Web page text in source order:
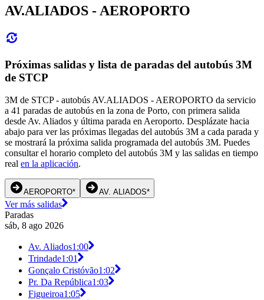
AV.ALIADOS - AEROPORTO
Próximas salidas y lista de paradas del autobús 3M
de STCP
3M de STCP - autobús AV.ALIADOS - AEROPORTO da servicio
a 41 paradas de autobús en la zona de Porto, con primera salida
desde Av. Aliados y última parada en Aeroporto. Desplázate hacia
abajo para ver las próximas llegadas del autobús 3M a cada parada y
se mostrará la próxima salida programada del autobús 3M. Puedes
consultar el horario completo del autobús 3M y las salidas en tiempo
real en la aplicación.
AEROPORTO* AV. ALIADOS*
Ver más salidas
Paradas
sáb, 8 ago 2026
Av. Aliados1:00
Trindade1:01
Gonçalo Cristóvão1:02
Pr. Da República1:03
Figueiroa1:05